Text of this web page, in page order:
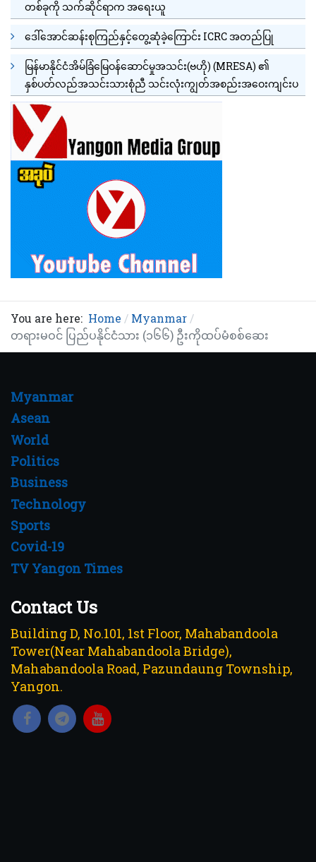
တစ်ခုကို သက်ဆိုင်ရာက အရေးယူ
ဒေါ်အောင်ဆန်းစုကြည်နှင့်တွေ့ဆုံခဲ့ကြောင်း ICRC အတည်ပြု
မြန်မာနိုင်ငံအိမ်ခြံမြေဝန်ဆောင်မှုအသင်း(ဗဟို) (MRESA) ၏
နှစ်ပတ်လည်အသင်းသားစုံညီ သင်းလုံးကျွတ်အစည်းအဝေးကျင်းပ
You are here: Home
Myanmar
တရားမဝင် ပြည်ပနိုင်ငံသား (၁၆၆) ဦးကိုထပ်မံစစ်ဆေး
Myanmar
Asean
World
Politics
Business
Technology
Sports
Covid-19
TV Yangon Times
Contact Us
Building D, No.101, 1st Floor, Mahabandoola
Tower(Near Mahabandoola Bridge),
Mahabandoola Road, Pazundaung Township,
Yangon.